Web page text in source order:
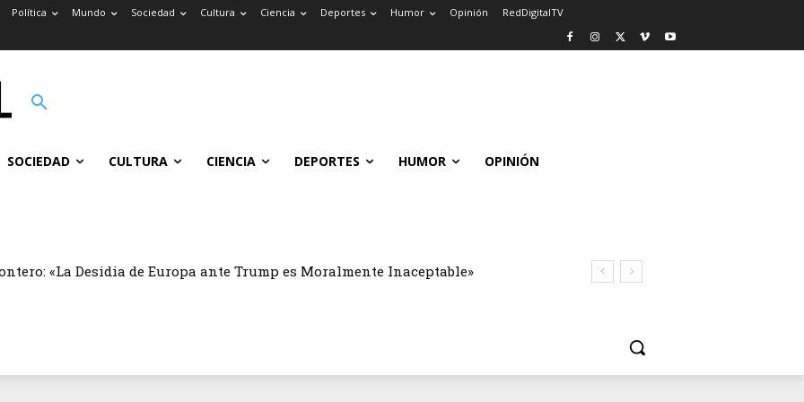
Política Mundo Sociedad Cultura Ciencia Deportes Humor Opinión RedDigitalTV
SOCIEDAD CULTURA CIENCIA DEPORTES HUMOR OPINIÓN
«La Desidia de Europa ante Trump es Moralmente Inaceptable»